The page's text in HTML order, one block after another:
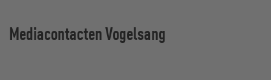
Mediacontacten Vogelsang